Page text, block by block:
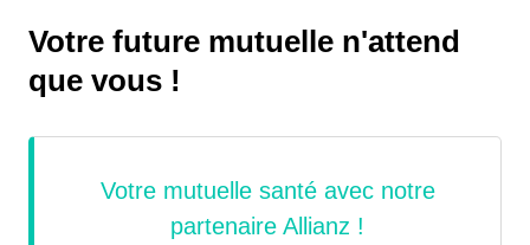
Votre future mutuelle n'attend
que vous !